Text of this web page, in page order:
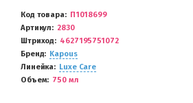
Код товара
П1018699
Артикул
2830
Штриход
4627195751072
Бренд
Kapous
Линейка
Luxe Care
Объем
750 мл